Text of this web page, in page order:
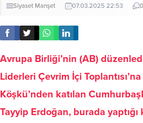
Siyaset Manşet 07.03.2025 22:53 0
Avrupa Birliği’nin (AB)
Liderleri Çevrim İçi
Köşkü’nden katılan
Tayyip Erdoğan, burada